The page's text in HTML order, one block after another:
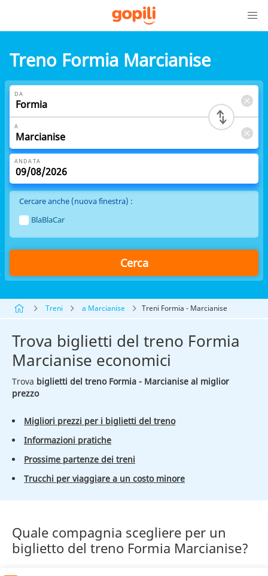
Treno Formia Marcianise
DA
A
ANDATA
Cercare anche (nuova finestra) :
BlaBlaCar
Cerca
Treni a Marcianise Treni Formia - Marcianise
Trova biglietti del treno Formia
Marcianise economici
Trova biglietti del treno Formia - Marcianise al miglior
prezzo
Migliori prezzi per i biglietti del treno
Informazioni pratiche
Prossime partenze dei treni
Trucchi per viaggiare a un costo minore
Quale compagnia scegliere per un
biglietto del treno Formia Marcianise?